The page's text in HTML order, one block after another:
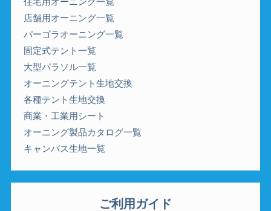
店舗用オーニング一覧
パーゴラオーニング一覧
固定式テント一覧
大型パラソル一覧
オーニングテント生地交換
各種テント生地交換
商業・工業用シート
オーニング製品カタログ一覧
キャンバス生地一覧
ご利用ガイド